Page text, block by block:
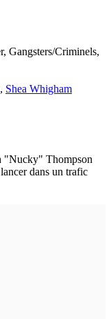
Gangsters/Criminels,
, Shea Whigham
"Nucky" Thompson
dans un trafic